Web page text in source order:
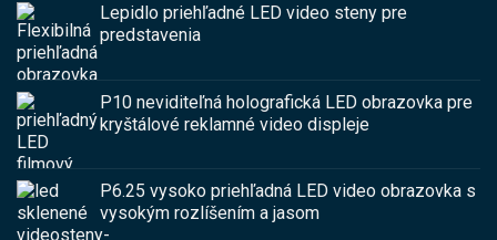
Lepidlo priehľadné LED video steny pre
predstavenia
P10 neviditeľná holografická LED obrazovka pre
kryštálové reklamné video displeje
P6.25 vysoko priehľadná LED video obrazovka s
vysokým rozlíšením a jasom